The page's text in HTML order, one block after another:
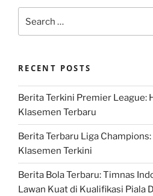
for:
RECENT POSTS
Berita Terkini Premier League:
Klasemen Terbaru
Berita Terbaru Liga
Klasemen Terkini
Berita Bola Terbaru: Timnas
Lawan Kuat di Kualifikasi Piala